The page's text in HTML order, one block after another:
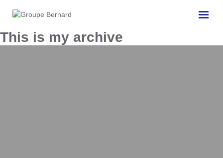
This is my archive